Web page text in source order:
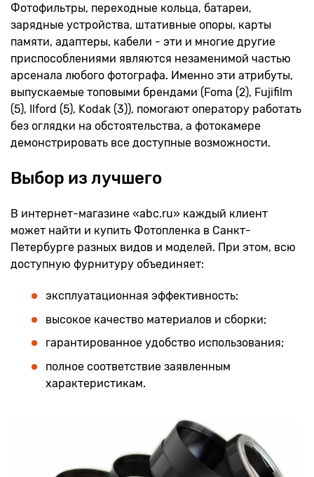
Фотофильтры, переходные кольца, батареи,
зарядные устройства, штативные опоры, карты
памяти, адаптеры, кабели - эти и многие другие
приспособлениями являются незаменимой частью
арсенала любого фотографа. Именно эти атрибуты,
выпускаемые топовыми брендами (Foma (2), Fujifilm
(5), Ilford (5), Kodak (3)), помогают оператору работать
без оглядки на обстоятельства, а фотокамере
демонстрировать все доступные возможности.
Выбор из лучшего
В интернет-магазине «abc.ru» каждый клиент
может найти и купить Фотопленка в Санкт-
Петербурге разных видов и моделей. При этом, всю
доступную фурнитуру объединяет:
эксплуатационная эффективность;
высокое качество материалов и сборки;
гарантированное удобство использования;
полное соответствие заявленным
характеристикам.